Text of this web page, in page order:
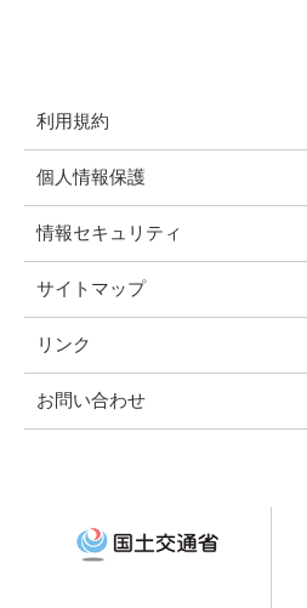
利用規約
個人情報保護
情報セキュリティ
サイトマップ
リンク
お問い合わせ